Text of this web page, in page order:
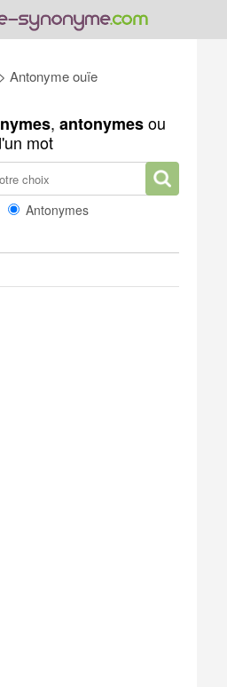
> Antonyme ouïe
, antonymesou
mot
Antonymes